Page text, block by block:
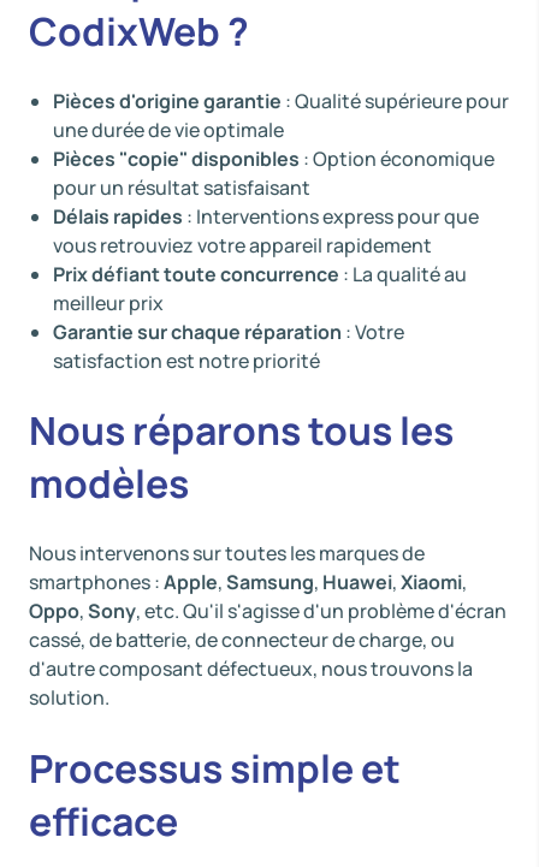
CodixWeb ?
Pièces d'origine garantie : Qualité supérieure pour
une durée de vie optimale
Pièces "copie" disponibles : Option économique
pour un résultat satisfaisant
Délais rapides : Interventions express pour que
vous retrouviez votre appareil rapidement
Prix défiant toute concurrence : La qualité au
meilleur prix
Garantie sur chaque réparation : Votre
satisfaction est notre priorité
Nous réparons tous les
modèles
Nous intervenons sur toutes les marques de
smartphones :Apple,Samsung, Huawei,Xiaomi,
Oppo,Sony, etc. Qu'il s'agisse d'un problème d'écran
cassé, de batterie, de connecteur de charge, ou
d'autre composant défectueux, nous trouvons la
solution.
Processus simple et
efficace